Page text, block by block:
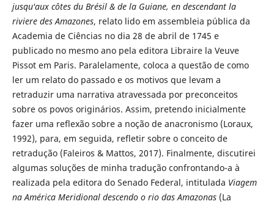
jusqu'aux côtes du Brésil & de la Guiane, en descendant la
riviere des Amazones, relato lido em assembleia pública da
Academia de Ciências no dia 28 de abril de 1745 e
publicado no mesmo ano pela editora Libraire la Veuve
Pissot em Paris. Paralelamente, coloca a questão de como
ler um relato do passado e os motivos que levam a
retraduzir uma narrativa atravessada por preconceitos
sobre os povos originários. Assim, pretendo inicialmente
fazer uma reflexão sobre a noção de anacronismo (Loraux,
1992), para, em seguida, refletir sobre o conceito de
retradução (Faleiros & Mattos, 2017). Finalmente, discutirei
algumas soluções de minha tradução confrontando-a à
realizada pela editora do Senado Federal, intitulada Viagem
na América Meridional descendo o rio das Amazonas(La